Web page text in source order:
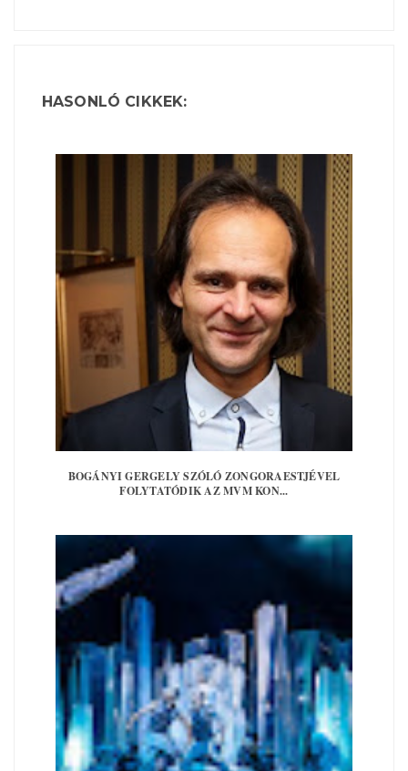
HASONLÓ CIKKEK:
BOGÁNYI GERGELY SZÓLÓ ZONGORAESTJÉVEL
FOLYTATÓDIK AZ MVM KON...